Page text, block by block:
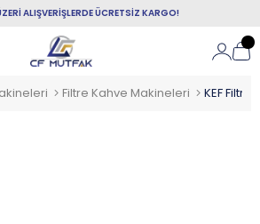
ALIŞVERİŞLERDE ÜCRETSİZ KARGO!
Filtre Kahve Makineleri